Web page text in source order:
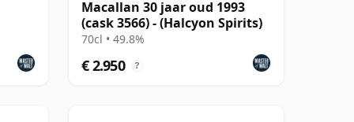
Macallan 30 jaar oud 1993
(cask 3566) - (Halcyon Spirits)
70cl • 49.8%
€ 2.950 ?